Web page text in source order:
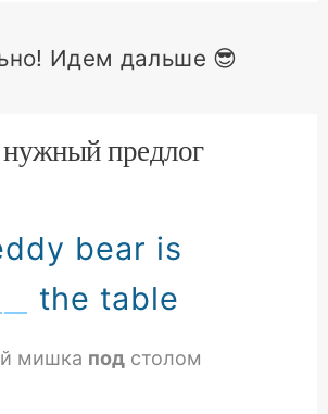
Идем дальше 😎
предлог
bear is
the table
мишка подстолом